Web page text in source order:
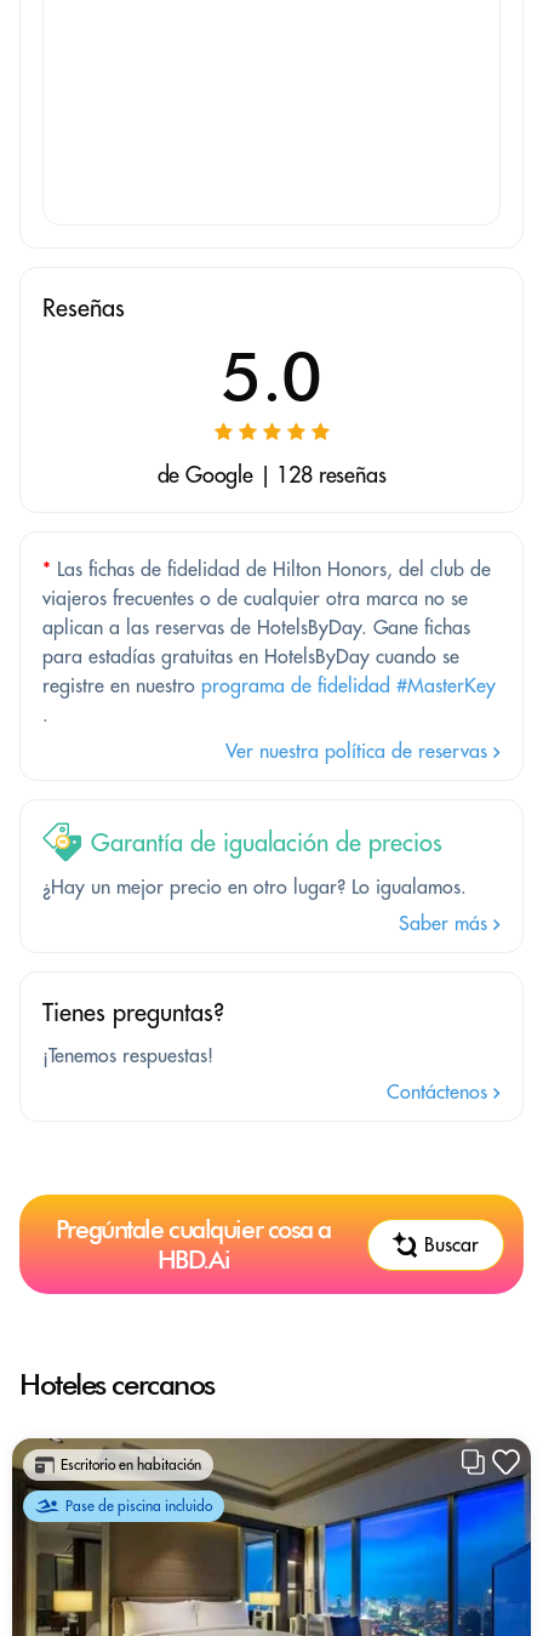
Reseñas
5.0
de Google | 128 reseñas
* Las fichas de fidelidad de Hilton Honors, del club de
viajeros frecuentes o de cualquier otra marca no se
aplican a las reservas de HotelsByDay. Gane fichas
para estadías gratuitas en HotelsByDay cuando se
registre en nuestro programa de fidelidad #MasterKey
.
Ver nuestra política de reservas
Garantía de igualación de precios
¿Hay un mejor precio en otro lugar? Lo igualamos.
Saber más
Tienes preguntas?
¡Tenemos respuestas!
Contáctenos
Pregúntale cualquier cosa a
HBD.Ai
Buscar
Hoteles cercanos
Escritorio en habitación
Pase de piscina incluido